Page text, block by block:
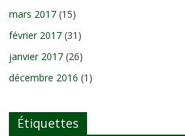
mars 2017 (15)
février 2017 (31)
janvier 2017 (26)
décembre 2016 (1)
Étiquettes